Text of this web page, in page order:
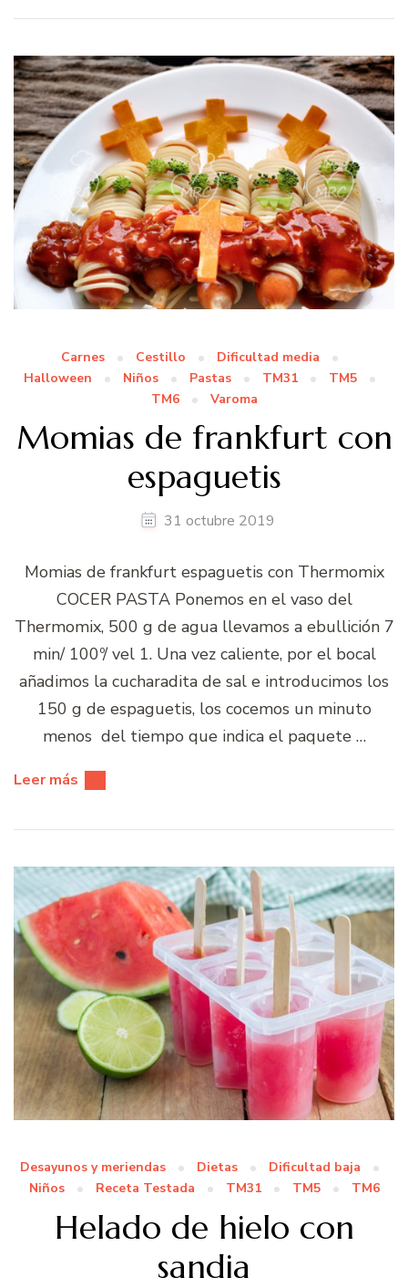
Carnes Cestillo
Dificultad media
Halloween
Niños Pastas TM31
TM5
TM6
Varoma
Momias de frankfurt con
espaguetis
31 octubre 2019
Momias de frankfurt espaguetis con Thermomix
COCER PASTA Ponemos en el vaso del
Thermomix, 500 g de agua llevamos a ebullición 7
min/ 100º/ vel 1. Una vez caliente, por el bocal
añadimos la cucharadita de sal e introducimos los
150 g de espaguetis, los cocemos un minuto
menos del tiempo que indica el paquete …
Leer más
Desayunos y meriendas Dietas
Dificultad baja
Niños
Receta Testada TM31 TM5 TM6
Helado de hielo con
sandia